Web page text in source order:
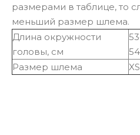
размерами в таблице, то
меньший размер шлема.
Длина окружности
головы, см
54
Размер шлема
XS